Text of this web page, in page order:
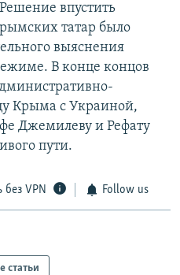
впустить
татар было
выяснения
В конце концов
Крыма с Украиной,
Джемилеву и Рефату
пути.
без VPN Follow us
статьи